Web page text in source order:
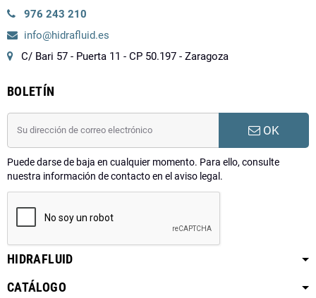
976 243 210
info@hidrafluid.es
C/ Bari 57 - Puerta 11 - CP 50.197 - Zaragoza
BOLETÍN
OK
Puede darse de baja en cualquier momento. Para ello, consulte
nuestra información de contacto en el aviso legal.
HIDRAFLUID
CATÁLOGO